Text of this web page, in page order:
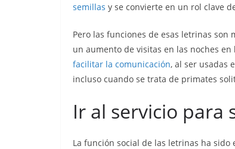
semillas y se convierte en un rol clave
Pero las funciones de esas letrinas son
un aumento de visitas en las noches
facilitar la comunicación, al ser usadas
incluso cuando se trata de primates
Ir al servicio para
La función social de las letrinas ha sido